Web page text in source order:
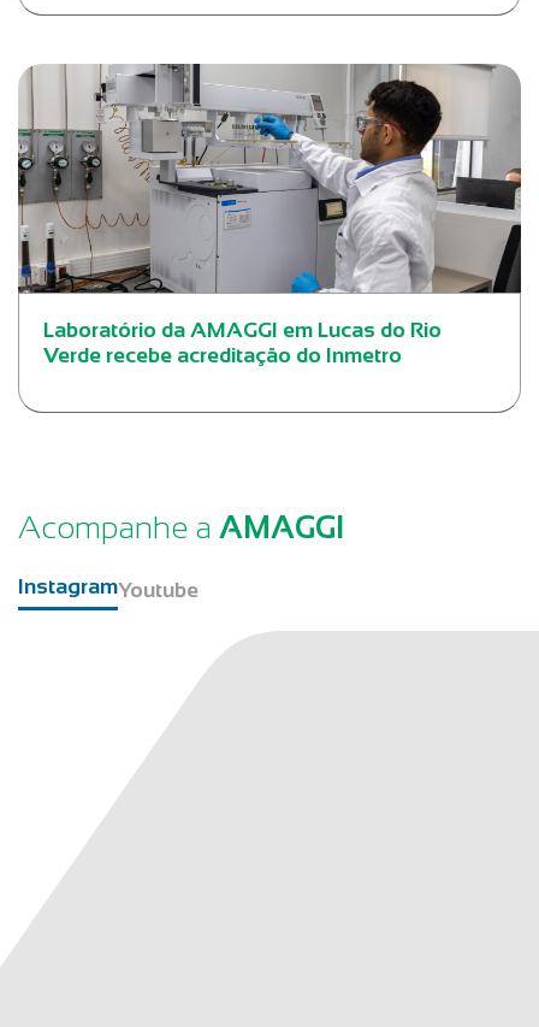
Laboratório da AMAGGI em Lucas do Rio
Verde recebe acreditação do Inmetro
Acompanhe a AMAGGI
InstagramYoutube